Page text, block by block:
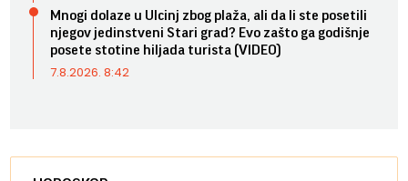
Mnogi dolaze u Ulcinj zbog plaža, ali da li ste posetili
njegov jedinstveni Stari grad? Evo zašto ga godišnje
posete stotine hiljada turista (VIDEO)
7.8.2026. 8:42